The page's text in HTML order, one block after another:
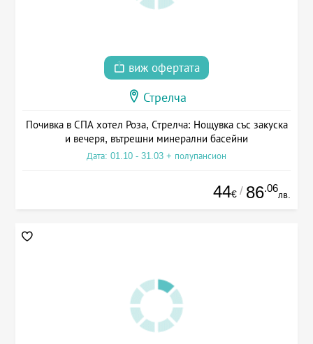
виж офертата
Стрелча
Почивка в СПА хотел Роза, Стрелча: Нощувка със закуска
и вечеря, вътрешни минерални басейни
Дата: 01.10 - 31.03 + полупансион
44€ / 86.06
лв.